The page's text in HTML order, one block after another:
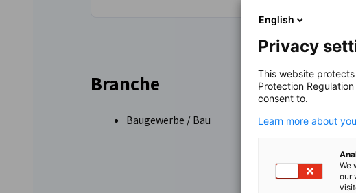
Branche
Baugewerbe / Bau
English
Privacy
This website
Protection
consent to.
Learn more about
We
our